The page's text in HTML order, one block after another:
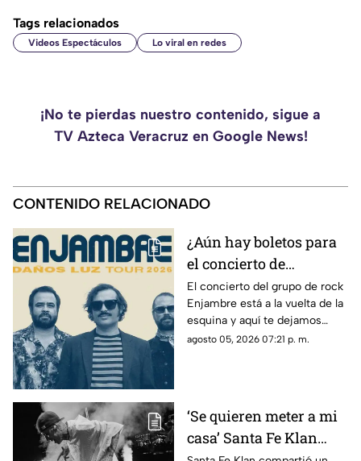
Tags relacionados
Videos Espectáculos Lo viral en redes
¡No te pierdas nuestro contenido, sigue a
TV Azteca Veracruz en Google News!
CONTENIDO RELACIONADO
¿Aún hay boletos para
el concierto de
Enjambre en Veracruz?
Esto sabemos
El concierto del grupo de rock
Enjambre está a la vuelta de la
esquina y aquí te dejamos
algunos detalles que te podrían
agosto 05, 2026 07:21 p. m.
‘Se quieren meter a mi
casa’ Santa Fe Klan